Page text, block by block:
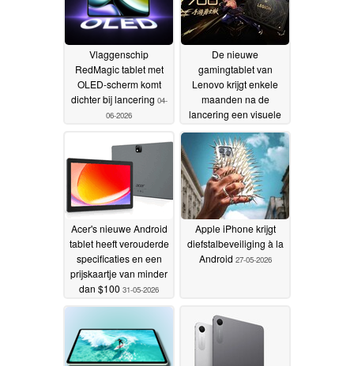
Vlaggenschip
RedMagic tablet met
OLED-scherm komt
dichter bij lancering 04-
06-2026
De nieuwe
gamingtablet van
Lenovo krijgt enkele
maanden na de
lancering een visuele
31-05-2026
Acer's nieuwe Android
tablet heeft verouderde
specificaties en een
prijskaartje van minder
dan $100 31-05-2026
Apple iPhone krijgt
diefstalbeveiliging à la
Android 27-05-2026